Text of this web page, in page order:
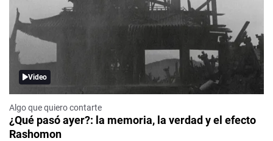
Video
Algo que quiero contarte
¿Qué pasó ayer?: la memoria, la verdad y el efecto
Rashomon